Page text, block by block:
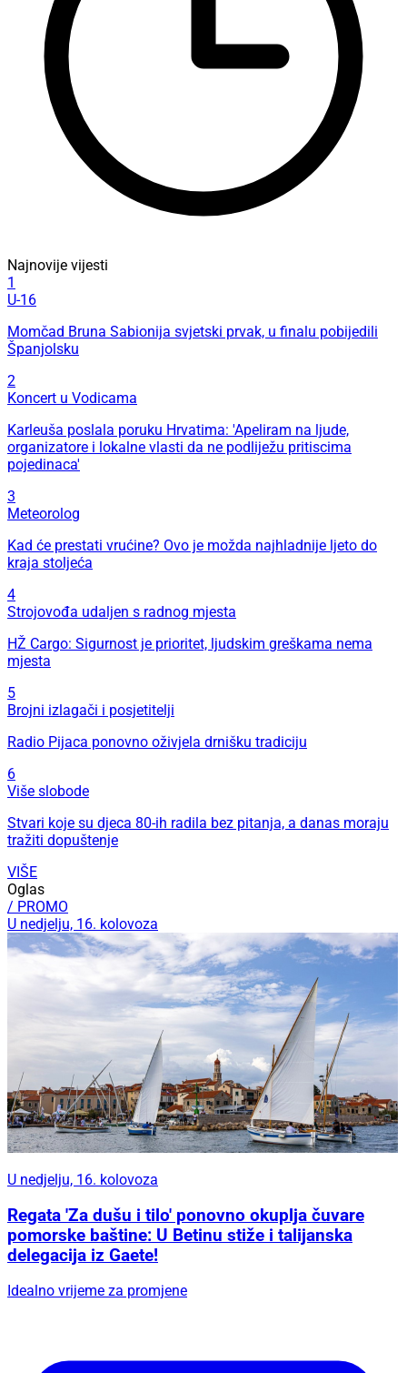
Najnovije vijesti
1
U-16
Momčad Bruna Sabionija svjetski prvak, u finalu pobijedili
Španjolsku
2
Koncert u Vodicama
Karleuša poslala poruku Hrvatima: 'Apeliram na ljude,
organizatore i lokalne vlasti da ne podliježu pritiscima
pojedinaca'
3
Meteorolog
Kad će prestati vrućine? Ovo je možda najhladnije ljeto do
kraja stoljeća
4
Strojovođa udaljen s radnog mjesta
HŽ Cargo: Sigurnost je prioritet, ljudskim greškama nema
mjesta
5
Brojni izlagači i posjetitelji
Radio Pijaca ponovno oživjela drnišku tradiciju
6
Više slobode
Stvari koje su djeca 80-ih radila bez pitanja, a danas moraju
tražiti dopuštenje
VIŠE
Oglas
/ PROMO
U nedjelju, 16. kolovoza
U nedjelju, 16. kolovoza
Regata 'Za dušu i tilo' ponovno okuplja čuvare
pomorske baštine: U Betinu stiže i talijanska
delegacija iz Gaete!
Idealno vrijeme za promjene